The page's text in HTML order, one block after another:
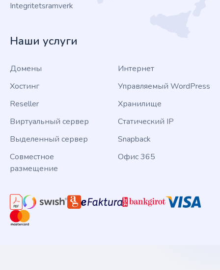
Integritetsramverk
Наши услуги
Домены
Хостинг
Reseller
Виртуальный сервер
Выделенный сервер
Совместное
размещение
Интернет
Управляемый WordPress
Хранилище
Статический IP
Snapback
Офис 365